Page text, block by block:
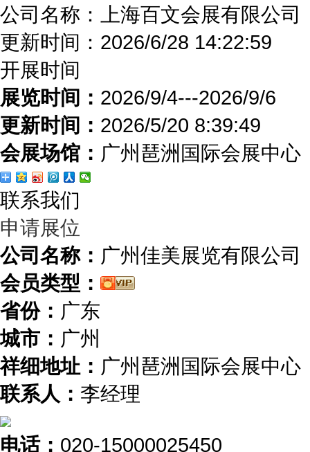
公司名称：上海百文会展有限公司
更新时间： 2026/6/28 14:22:59
开展时间
展览时间： 2026/9/4---2026/9/6
更新时间： 2026/5/20 8:39:49
会展场馆： 广州琶洲国际会展中心
联系我们
申请展位
公司名称： 广州佳美展览有限公司
会员类型：
省份： 广东
城市： 广州
祥细地址： 广州琶洲国际会展中心
联系人： 李经理
电话： 020-15000025450